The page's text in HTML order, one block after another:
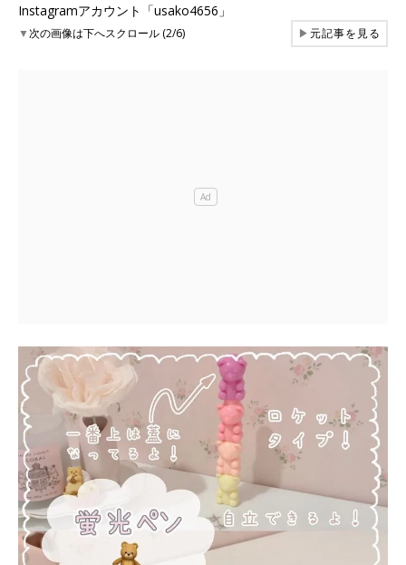
Instagramアカウント「usako4656」
▼次の画像は下へスクロール (2/6) ▶元記事を見る